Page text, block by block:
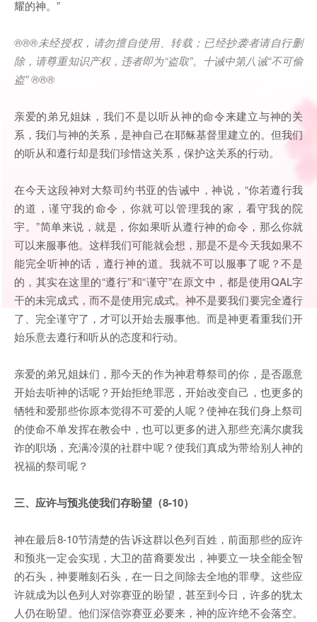
耀的神。”
®®®未经授权，请勿擅自使用、转载；已经抄袭者请自行删
除，请尊重知识产权，违者即为“盗取”。十诫中第八诫“不可偷
盗” ®®®
亲爱的弟兄姐妹，我们不是以听从神的命令来建立与神的关
系，我们与神的关系，是神自己在耶稣基督里建立的。但我们
的听从和遵行却是我们珍惜这关系，保护这关系的行动。
在今天这段神对大祭司约书亚的告诫中，神说，“你若遵行我
的道，谨守我的命令，你就可以管理我的家，看守我的院
宇。”简单来说，就是，你如果听从遵行神的命令，那么你就
可以来服事他。这样我们可能就会想，那是不是今天我如果不
能完全听神的话，遵行神的道。我就不可以服事了呢？不是
的，其实在这里的“遵行”和“谨守”在原文中，都是使用QAL字
干的未完成式，而不是使用完成式。神不是要我们要完全遵行
了、完全谨守了，才可以开始去服事他。而是神更看重我们开
始乐意去遵行和听从的态度和行动。
亲爱的弟兄姐妹们，那今天的作为神君尊祭司的你，是否愿意
开始去听神的话呢？开始拒绝罪恶，开始改变自己，也更多的
牺牲和爱那些你原本觉得不可爱的人呢？使神在我们身上祭司
的使命不单发挥在教会中，也可以更多的进入那些充满尔虞我
诈的职场，充满冷漠的社群中呢？使我们真成为带给别人神的
祝福的祭司呢？
三、应许与预兆使我们存盼望（8-10）
神在最后8-10节清楚的告诉这群以色列百姓，前面那些的应许
和预兆一定会实现，大卫的苗裔要发出，神要立一块全能全智
的石头，神要雕刻石头，在一日之间除去全地的罪孽。这些应
许就成为以色列人对弥赛亚的盼望，甚至到今日，许多的犹太
人仍在盼望。他们深信弥赛亚必要来，神的应许绝不会落空。